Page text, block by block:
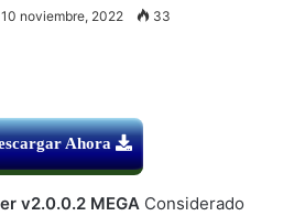
noviembre, 2022 33
Ahora
v2.0.0.2 MEGA Considerado